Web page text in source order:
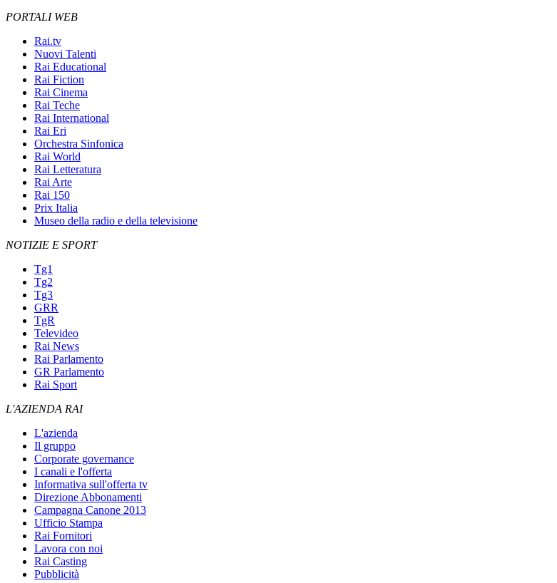
PORTALI WEB
Rai.tv
Nuovi Talenti
Rai Educational
Rai Fiction
Rai Cinema
Rai Teche
Rai International
Rai Eri
Orchestra Sinfonica
Rai World
Rai Letteratura
Rai Arte
Rai 150
Prix Italia
Museo della radio e della televisione
NOTIZIE E SPORT
Tg1
Tg2
Tg3
GRR
TgR
Televideo
Rai News
Rai Parlamento
GR Parlamento
Rai Sport
L'AZIENDA RAI
L'azienda
Il gruppo
Corporate governance
I canali e l'offerta
Informativa sull'offerta tv
Direzione Abbonamenti
Campagna Canone 2013
Ufficio Stampa
Rai Fornitori
Lavora con noi
Rai Casting
Pubblicità